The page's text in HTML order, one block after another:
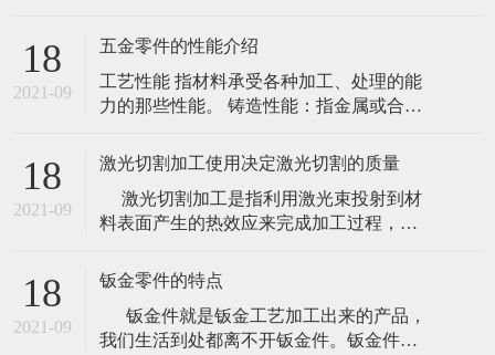
使用激光切割的那可是数不胜数的。虽然
很多材质使用其他的方式切割效果更佳，
怎奈激光效率太高，所以还是被替代了。
就拿简单的一些材质来说吧！如石头、塑
18
2021-09
五金零件的性能介绍
工艺性能 指材料承受各种加工、处理的能
力的那些性能。 铸造性能：指金属或合金
流性能、充满铸模能力；收缩性、铸件凝
固时体积收缩的能力；偏析指化学成分不
均性。 焊接性能：指金属材料通过加热或
加热和加压焊接方法，把两个或两个以上
目的的
18
2021-09
激光切割加工使用决定激光切割的质量
激光切割加工是指利用激光束投射到材
料表面产生的热效应来完成加工过程，包
如今的汽车消费夸大个性化，原来的模具
化出产因为自身的局限--制作模具的周期很
长，已难以适应越来越快的车型更替。激
光切割成型出产塑胶产品：节约塑胶模具
18
2021-09
钣金零件的特点
钣金件就是钣金工艺加工出来的产品，
我们生活到处都离不开钣金件。钣金件是